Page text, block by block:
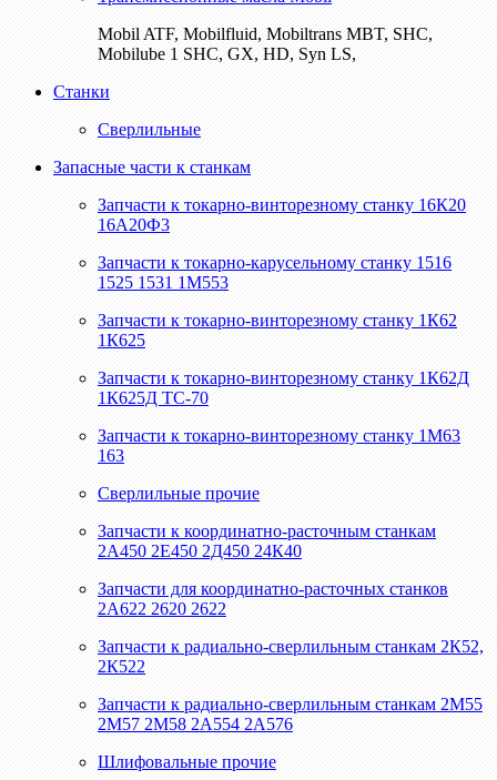
Mobil ATF, Mobilfluid, Mobiltrans MBT, SHC,
Mobilube 1 SHC, GX, HD, Syn LS,
Станки
Сверлильные
Запасные части к станкам
Запчасти к токарно-винторезному станку 16К20
16А20Ф3
Запчасти к токарно-карусельному станку 1516
1525 1531 1М553
Запчасти к токарно-винторезному станку 1К62
1К625
Запчасти к токарно-винторезному станку 1К62Д
1К625Д ТС-70
Запчасти к токарно-винторезному станку 1М63
163
Сверлильные прочие
Запчасти к координатно-расточным станкам
2А450 2Е450 2Д450 24К40
Запчасти для координатно-расточных станков
2А622 2620 2622
Запчасти к радиально-сверлильным станкам 2К52,
2К522
Запчасти к радиально-сверлильным станкам 2М55
2М57 2М58 2А554 2А576
Шлифовальные прочие